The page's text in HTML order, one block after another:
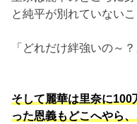
と純平が別れていない
「どれだけ絆強いの～
そして麗華は里奈に100
った恩義もどこへやら